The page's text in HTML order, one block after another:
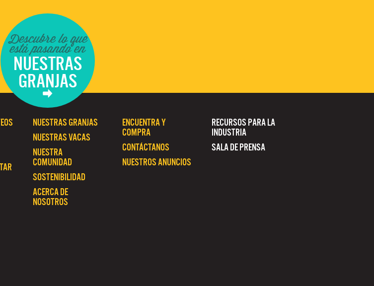
Descubre lo que
está pasando en
NUESTRAS
GRANJAS
RECURSOS PARA LA
INDUSTRIA
SALA DE PRENSA
ENCUENTRA Y
COMPRA
CONTÁCTANOS
NUESTROS ANUNCIOS
NUESTRAS GRANJAS
NUESTRAS VACAS
NUESTRA
COMUNIDAD
SOSTENIBILIDAD
ACERCA DE
NOSOTROS